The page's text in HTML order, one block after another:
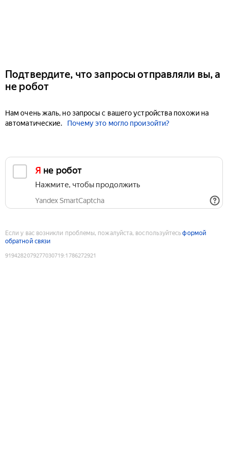
Подтвердите, что запросы отправляли вы, а
не робот
Нам очень жаль, но запросы с вашего устройства похожи на
автоматические.
Почему это могло произойти?
Я не робот
Нажмите, чтобы продолжить
Yandex SmartCaptcha
Если у вас возникли проблемы, пожалуйста, воспользуйтесьформой
обратной связи
9194282079277030719:1786272921